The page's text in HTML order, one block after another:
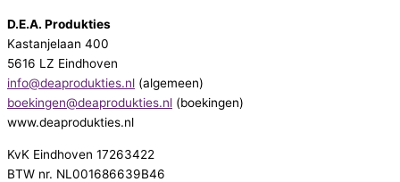
D.E.A. Produkties
Kastanjelaan 400
5616 LZ Eindhoven
info@deaprodukties.nl (algemeen)
boekingen@deaprodukties.nl (boekingen)
www.deaprodukties.nl
KvK Eindhoven 17263422
BTW nr. NL001686639B46